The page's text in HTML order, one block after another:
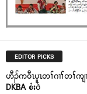
EDITOR PICKS
ဟီၣ်က၀ီၤပူၤတၢ်ဂၢၢ်တ
DKBA စံး၀ဲ